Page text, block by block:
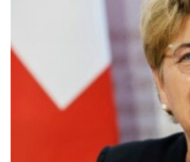
СПЕЦПРОЕКТИ
ДЕПОРТАЦІЯ
ВІДЕОУРОКИ «ELIFBE»
СВІДЧЕННЯ ОКУПАЦІЇ
ЯК ОБІЙТИ БЛОКУВАННЯ